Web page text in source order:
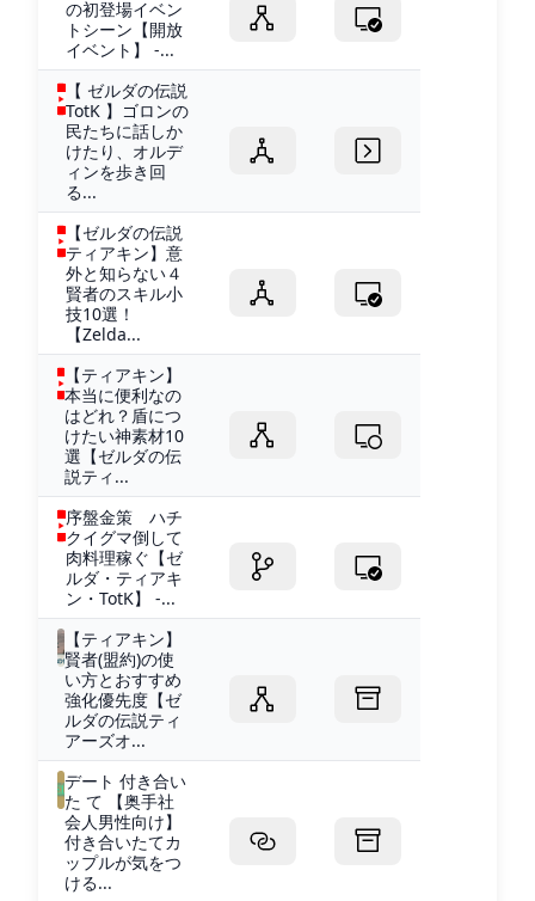
の初登場イベン
トシーン【開放
イベント】 -...
【 ゼルダの伝説
TotK 】ゴロンの
民たちに話しか
けたり、オルデ
ィンを歩き回
る...
【ゼルダの伝説
ティアキン】意
外と知らない４
賢者のスキル小
技10選！
【Zelda...
【ティアキン】
本当に便利なの
はどれ？盾につ
けたい神素材10
選【ゼルダの伝
説ティ...
序盤金策 ハチ
クイグマ倒して
肉料理稼ぐ【ゼ
ルダ・ティアキ
ン・TotK】 -...
【ティアキン】
賢者(盟約)の使
い方とおすすめ
強化優先度【ゼ
ルダの伝説ティ
アーズオ...
デート 付き合い
た て 【奥手社
会人男性向け】
付き合いたてカ
ップルが気をつ
ける...